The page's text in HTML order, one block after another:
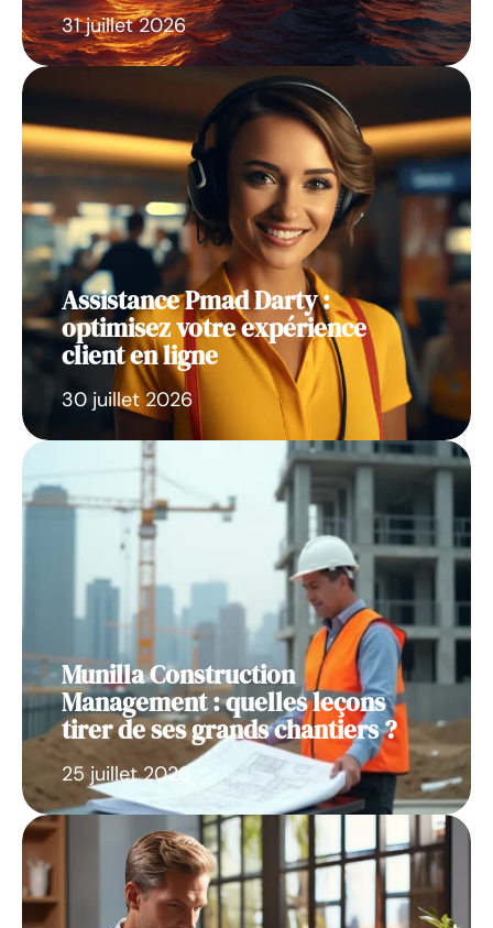
31 juillet 2026
Assistance Pmad Darty :
optimisez votre expérience
client en ligne
30 juillet 2026
Munilla Construction
Management : quelles leçons
tirer de ses grands chantiers ?
25 juillet 2026